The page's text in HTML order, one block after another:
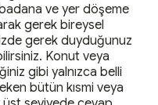
ve yer döşeme
gerek bireysel
gerek duyduğunuz
Konut veya
gibi yalnızca belli
bütün kısmi veya